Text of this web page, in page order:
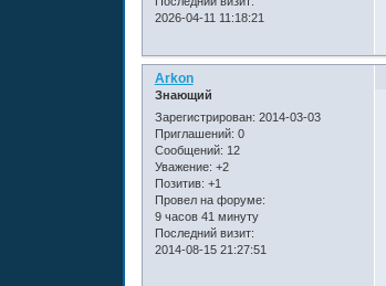
2026-04-11 11:18:21
Arkon
Знающий
Зарегистрирован: 2014-03-03
Приглашений: 0
Сообщений: 12
Уважение: +2
Позитив: +1
Провел на форуме:
9 часов 41 минуту
Последний визит:
2014-08-15 21:27:51